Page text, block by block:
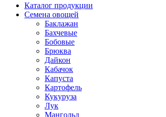
Каталог продукции
Семена овощей
Баклажан
Бахчевые
Бобовые
Брюква
Дайкон
Кабачок
Капуста
Картофель
Кукуруза
Лук
Мангольд